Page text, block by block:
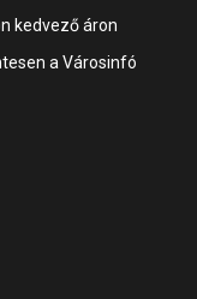
kedvező áron
a Városinfó